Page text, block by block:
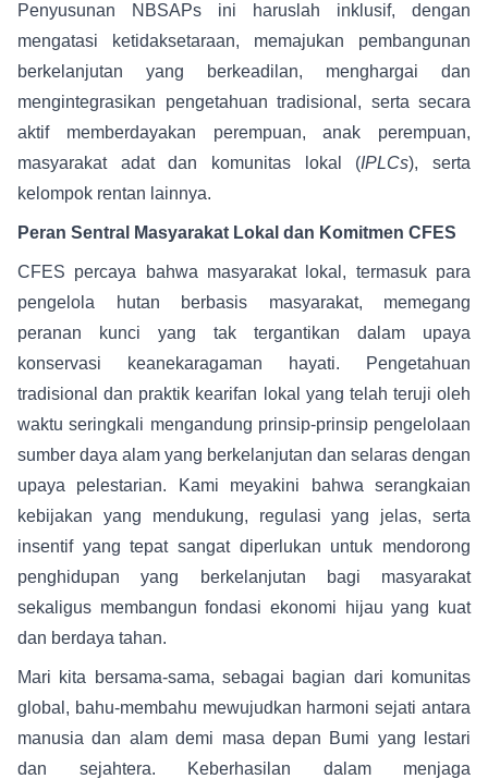
Penyusunan NBSAPs ini haruslah inklusif, dengan
mengatasi ketidaksetaraan, memajukan pembangunan
berkelanjutan yang berkeadilan, menghargai dan
mengintegrasikan pengetahuan tradisional, serta secara
aktif memberdayakan perempuan, anak perempuan,
masyarakat adat dan komunitas lokal (IPLCs), serta
kelompok rentan lainnya.
Peran Sentral Masyarakat Lokal dan Komitmen CFES
CFES percaya bahwa masyarakat lokal, termasuk para
pengelola hutan berbasis masyarakat, memegang
peranan kunci yang tak tergantikan dalam upaya
konservasi keanekaragaman hayati. Pengetahuan
tradisional dan praktik kearifan lokal yang telah teruji oleh
waktu seringkali mengandung prinsip-prinsip pengelolaan
sumber daya alam yang berkelanjutan dan selaras dengan
upaya pelestarian. Kami meyakini bahwa serangkaian
kebijakan yang mendukung, regulasi yang jelas, serta
insentif yang tepat sangat diperlukan untuk mendorong
penghidupan yang berkelanjutan bagi masyarakat
sekaligus membangun fondasi ekonomi hijau yang kuat
dan berdaya tahan.
Mari kita bersama-sama, sebagai bagian dari komunitas
global, bahu-membahu mewujudkan harmoni sejati antara
manusia dan alam demi masa depan Bumi yang lestari
dan sejahtera. Keberhasilan dalam menjaga